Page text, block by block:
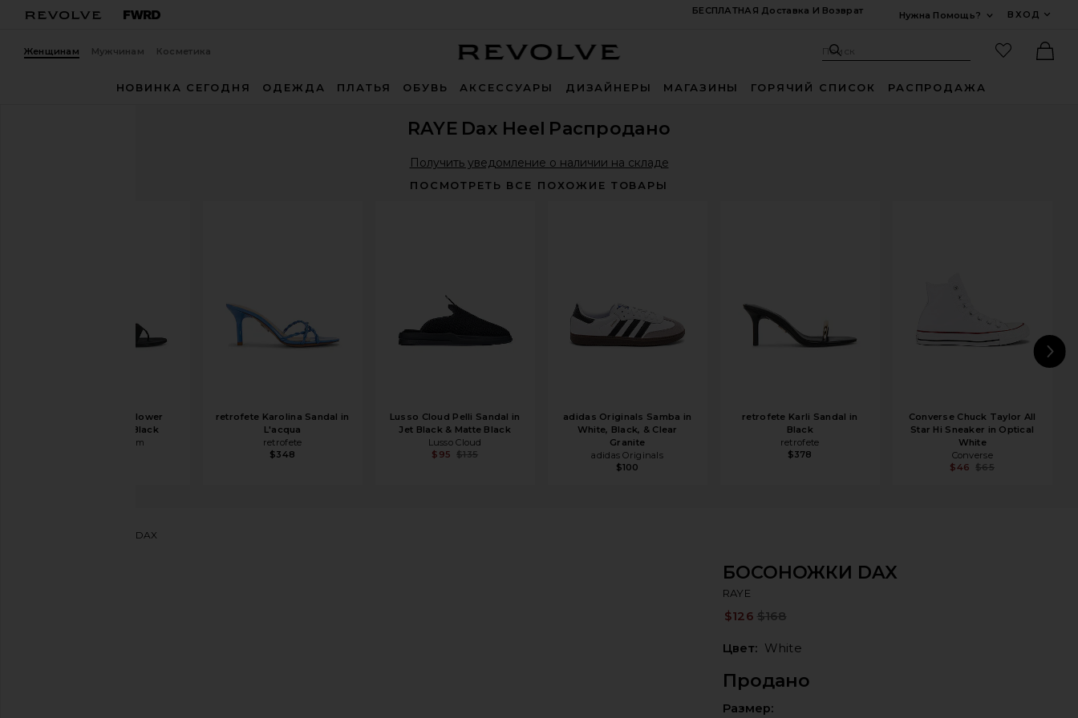
БЕСПЛАТНАЯ Доставка И Возврат
Нужна Помощь?
ВХОД
Женщинам Мужчинам Косметика Поиск: Site
Поиск
НОВИНКА СЕГОДНЯ ОДЕЖДА ПЛАТЬЯ ОБУВЬ АКСЕССУАРЫ ДИЗАЙНЕРЫ МАГАЗИНЫ ГОРЯЧИЙ СПИСОК РАСПРОДАЖА
RAYE Dax Heel Распродано
Получить уведомление о наличии на складе
ПОСМОТРЕТЬ ВСЕ ПОХОЖИЕ ТОВАРЫ
Magda Butrym Flower
Sandal Heel in Black
Magda Butrym
retrofete Karolina Sandal in
L'acqua
retrofete
$348
Lusso Cloud Pelli Sandal in
Jet Black & Matte Black
Lusso Cloud
$95 $135
adidas Originals Samba in
White, Black, & Clear
Granite
adidas Originals
$100
retrofete Karli Sandal in
Black
retrofete
$378
Converse Chuck Taylor All
Star Hi Sneaker in Optical
White
Converse
$46 $65
БОСОНОЖКИ DAX
БОСОНОЖКИ DAX
RAYE
$126 $168
Цвет: White
Продано
Размер: